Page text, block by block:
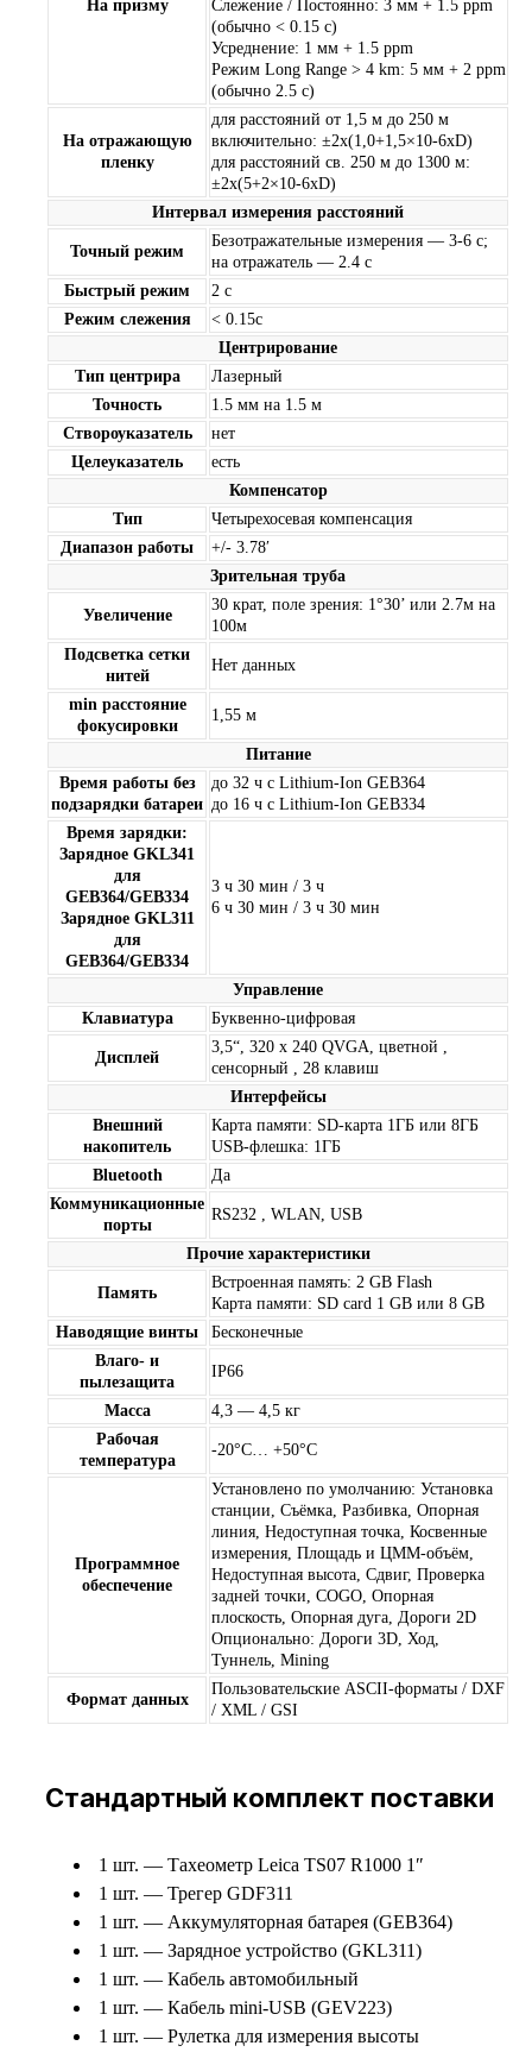
На призму
Слежение / Постоянно: 3 мм + 1.5 ppm
(обычно < 0.15 с)
Усреднение: 1 мм + 1.5 ppm
Режим Long Range > 4 km: 5 мм + 2 ppm
(обычно 2.5 с)
На отражающую
пленку
для расстояний от 1,5 м до 250 м
включительно: ±2x(1,0+1,5×10-6xD)
для расстояний св. 250 м до 1300 м:
±2x(5+2×10-6xD)
Интервал измерения расстояний
Точный режим
Безотражательные измерения — 3-6 с;
на отражатель — 2.4 с
Быстрый режим
2 с
Режим слежения
< 0.15с
Центрирование
Тип центрира
Лазерный
Точность
1.5 мм на 1.5 м
Створоуказатель
нет
Целеуказатель
есть
Компенсатор
Тип
Четырехосевая компенсация
Диапазон работы
+/- 3.78′
Зрительная труба
Увеличение
30 крат, поле зрения: 1°30’ или 2.7м на
100м
Подсветка сетки
нитей
Нет данных
min расстояние
фокусировки
1,55 м
Питание
Время работы без
подзарядки батареи
до 32 ч с Lithium-Ion GEB364
до 16 ч с Lithium-Ion GEB334
Время зарядки:
Зарядное GKL341
для
GEB364/GEB334
Зарядное GKL311
для
GEB364/GEB334
3 ч 30 мин / 3 ч
6 ч 30 мин / 3 ч 30 мин
Управление
Клавиатура
Буквенно-цифровая
Дисплей
3,5“, 320 x 240 QVGA, цветной ,
сенсорный , 28 клавиш
Интерфейсы
Внешний
накопитель
Карта памяти: SD-карта 1ГБ или 8ГБ
USB-флешка: 1ГБ
Bluetooth
Да
Коммуникационные
порты
RS232 , WLAN, USB
Прочие характеристики
Память
Встроенная память: 2 GB Flash
Карта памяти: SD card 1 GB или 8 GB
Наводящие винты
Бесконечные
Влаго- и
пылезащита
IP66
Масса
4,3 — 4,5 кг
Рабочая
температура
-20°С… +50°С
Программное
обеспечение
Установлено по умолчанию: Установка
станции, Съёмка, Разбивка, Опорная
линия, Недоступная точка, Косвенные
измерения, Площадь и ЦММ-объём,
Недоступная высота, Сдвиг, Проверка
задней точки, COGO, Опорная
плоскость, Опорная дуга, Дороги 2D
Опционально: Дороги 3D, Ход,
Туннель, Mining
Формат данных
Пользовательские ASCII-форматы / DXF
/ XML / GSI
Стандартный комплект поставки
1 шт. — Тахеометр Leica TS07 R1000 1″
1 шт. — Трегер GDF311
1 шт. — Аккумуляторная батарея (GEB364)
1 шт. — Зарядное устройство (GKL311)
1 шт. — Кабель автомобильный
1 шт. — Кабель mini-USB (GEV223)
1 шт. — Рулетка для измерения высоты